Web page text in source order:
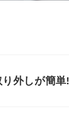
外しが簡単!